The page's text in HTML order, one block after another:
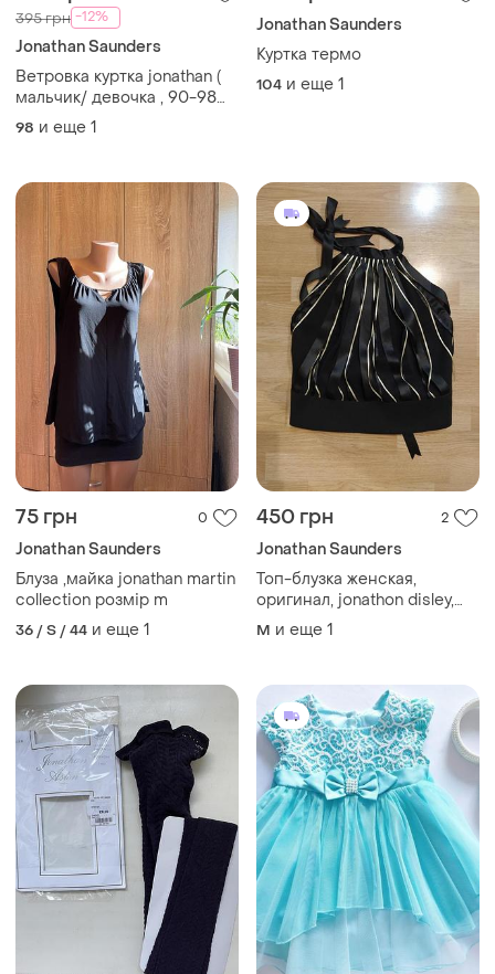
395 грн -12%
Jonathan Saunders
Ветровка куртка jonathan (
мальчик/ девочка , 90-98
см
98 и еще 1
Jonathan Saunders
Куртка термо
104 и еще 1
75 грн 0
Jonathan Saunders
Блуза ,майка jonathan martin
collection розмір m
36 / S / 44 и еще 1
450 грн 2
Jonathan Saunders
Топ-блузка женская,
оригинал, jonathon disley,
london, size m,l
M и еще 1